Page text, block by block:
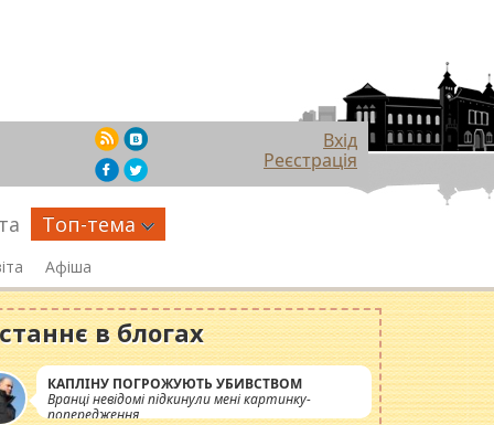
Вхід
Реєстрація
Топ-тема
Афіша
в блогах
КАПЛІНУ ПОГРОЖУЮТЬ УБИВСТВОМ
Вранці невідомі підкинули мені картинку-
попередження